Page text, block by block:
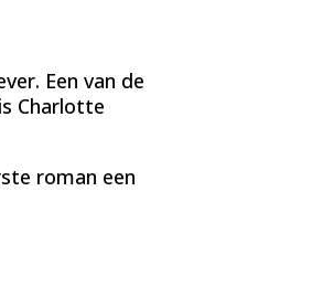
Een van de
Charlotte
roman een